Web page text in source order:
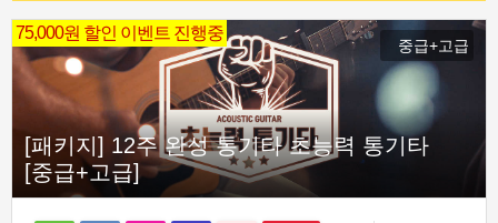
75,000원 할인 이벤트 진행중
중급+고급
[패키지] 12주 완성 통기타 초능력 통기타
[중급+고급]